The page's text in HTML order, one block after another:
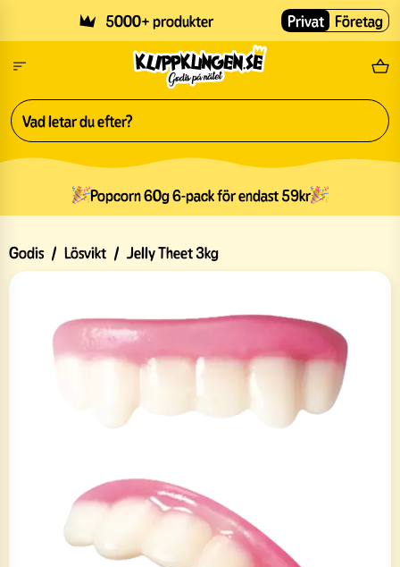
5000+ produkter Fri
Privat Företag
Popcorn 60g 6-pack för endast 59kr
Godis / Lösvikt / Jelly Theet 3kg